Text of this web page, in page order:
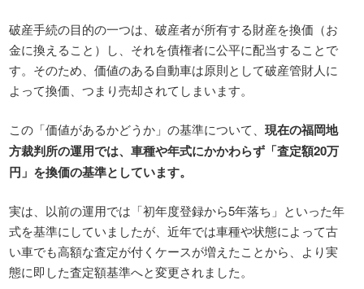
破産手続の目的の一つは、破産者が所有する財産を換価（お
金に換えること）し、それを債権者に公平に配当することで
す。そのため、価値のある自動車は原則として破産管財人に
よって換価、つまり売却されてしまいます。
この「価値があるかどうか」の基準について、現在の福岡地
方裁判所の運用では、車種や年式にかかわらず「査定額20万
円」を換価の基準としています。
実は、以前の運用では「初年度登録から5年落ち」といった年
式を基準にしていましたが、近年では車種や状態によって古
い車でも高額な査定が付くケースが増えたことから、より実
態に即した査定額基準へと変更されました。